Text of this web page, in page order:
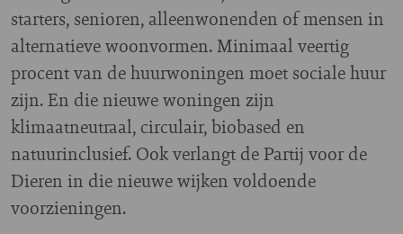
starters, senioren, alleenwonenden of mensen in
alternatieve woonvormen. Minimaal veertig
procent van de huurwoningen moet sociale huur
zijn. En die nieuwe woningen zijn
klimaatneutraal, circulair, biobased en
natuurinclusief. Ook verlangt de Partij voor de
Dieren in die nieuwe wijken voldoende
voorzieningen.